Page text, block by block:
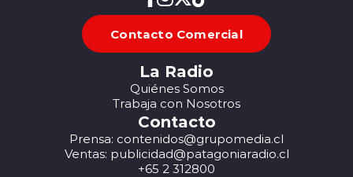
Contacto Comercial
La Radio
Quiénes Somos
Trabaja con Nosotros
Contacto
Prensa: contenidos@grupomedia.cl
Ventas: publicidad@patagoniaradio.cl
+65 2 312800